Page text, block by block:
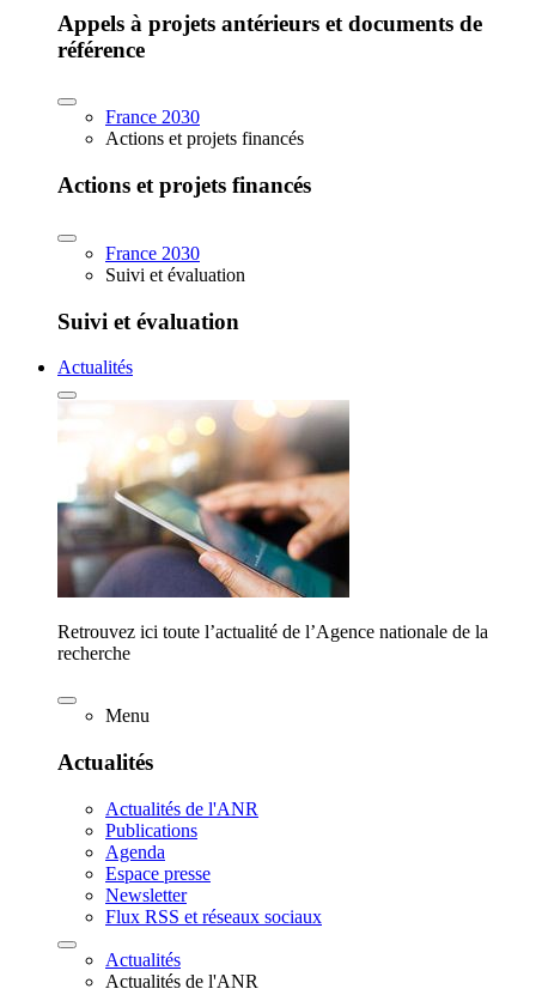
Appels à projets antérieurs et documents de
référence
France 2030
Actions et projets financés
Actions et projets financés
France 2030
Suivi et évaluation
Suivi et évaluation
Actualités
Retrouvez ici toute l’actualité de l’Agence nationale de la
recherche
Menu
Actualités
Actualités de l'ANR
Publications
Agenda
Espace presse
Newsletter
Flux RSS et réseaux sociaux
Actualités
Actualités de l'ANR